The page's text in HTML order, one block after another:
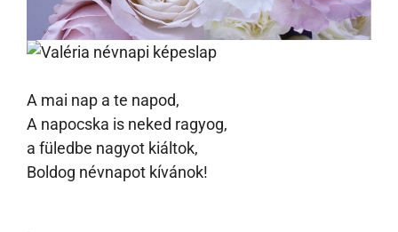
A mai nap a te napod,
A napocska is neked ragyog,
a füledbe nagyot kiáltok,
Boldog névnapot kívánok!